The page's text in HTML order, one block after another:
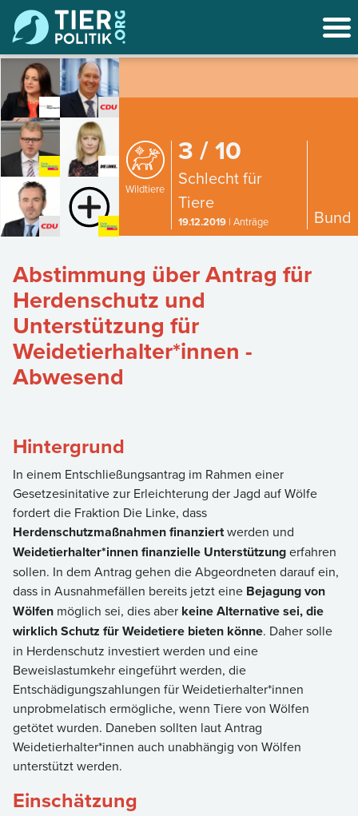
Wildtiere
3 / 10
Schlecht für
Tiere
19.12.2019 | Anträge Bund
Abstimmung über Antrag für
Herdenschutz und
Unterstützung für
Weidetierhalter*innen -
Abwesend
Hintergrund
In einem Entschließungsantrag im Rahmen einer
Gesetzesinitative zur Erleichterung der Jagd auf Wölfe
fordert die Fraktion Die Linke, dass
Herdenschutzmaßnahmen finanziertwerden und
Weidetierhalter*innen finanzielle Unterstützungerfahren
sollen. In dem Antrag gehen die Abgeordneten darauf ein,
dass in Ausnahmefällen bereits jetzt eine Bejagung von
Wölfen möglich sei, dies aber keine Alternative sei, die
wirklich Schutz für Weidetiere bieten könne. Daher solle
in Herdenschutz investiert werden und eine
Beweislastumkehr eingeführt werden, die
Entschädigungszahlungen für Weidetierhalter*innen
unprobmelatisch ermögliche, wenn Tiere von Wölfen
getötet wurden. Daneben sollten laut Antrag
Weidetierhalter*innen auch unabhängig von Wölfen
unterstützt werden.
Einschätzung